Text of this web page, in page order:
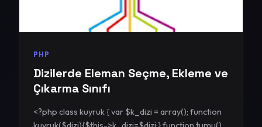
PHP
Dizilerde Eleman Seçme, Ekleme ve
Çıkarma Sınıfı
<?php class kuyruk { var $k_dizi = array(); function